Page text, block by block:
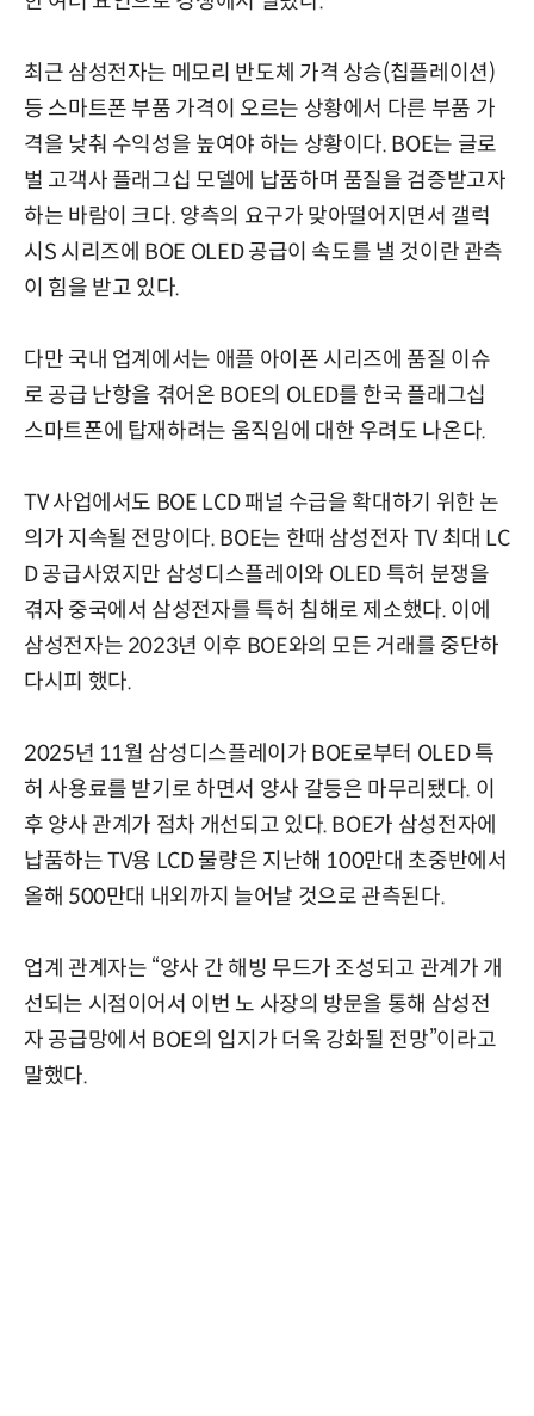
최근 삼성전자는 메모리 반도체 가격 상승(칩플레이션)
등 스마트폰 부품 가격이 오르는 상황에서 다른 부품 가
격을 낮춰 수익성을 높여야 하는 상황이다. BOE는 글로
벌 고객사 플래그십 모델에 납품하며 품질을 검증받고자
하는 바람이 크다. 양측의 요구가 맞아떨어지면서 갤럭
시S 시리즈에 BOE OLED 공급이 속도를 낼 것이란 관측
이 힘을 받고 있다.
다만 국내 업계에서는 애플 아이폰 시리즈에 품질 이슈
로 공급 난항을 겪어온 BOE의 OLED를 한국 플래그십
스마트폰에 탑재하려는 움직임에 대한 우려도 나온다.
TV 사업에서도 BOE LCD 패널 수급을 확대하기 위한 논
의가 지속될 전망이다. BOE는 한때 삼성전자 TV 최대 LC
D 공급사였지만 삼성디스플레이와 OLED 특허 분쟁을
겪자 중국에서 삼성전자를 특허 침해로 제소했다. 이에
삼성전자는 2023년 이후 BOE와의 모든 거래를 중단하
다시피 했다.
2025년 11월 삼성디스플레이가 BOE로부터 OLED 특
허 사용료를 받기로 하면서 양사 갈등은 마무리됐다. 이
후 양사 관계가 점차 개선되고 있다. BOE가 삼성전자에
납품하는 TV용 LCD 물량은 지난해 100만대 초중반에서
올해 500만대 내외까지 늘어날 것으로 관측된다.
업계 관계자는 “양사 간 해빙 무드가 조성되고 관계가 개
선되는 시점이어서 이번 노 사장의 방문을 통해 삼성전
자 공급망에서 BOE의 입지가 더욱 강화될 전망”이라고
말했다.